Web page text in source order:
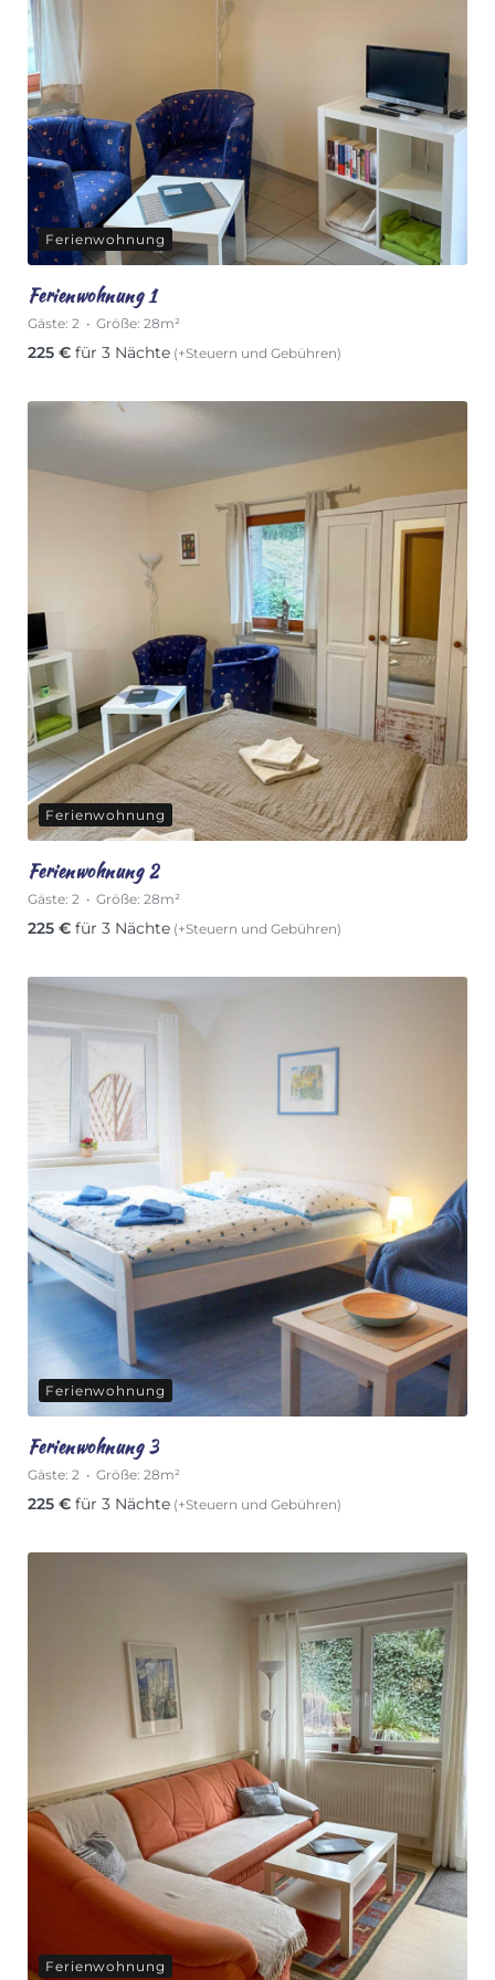
Ferienwohnung
Ferienwohnung 1
Gäste: 2 Größe: 28m²
225 € für 3 Nächte (+Steuern und Gebühren)
Ferienwohnung
Ferienwohnung 2
Gäste: 2 Größe: 28m²
225 € für 3 Nächte (+Steuern und Gebühren)
Ferienwohnung
Ferienwohnung 3
Gäste: 2 Größe: 28m²
225 € für 3 Nächte (+Steuern und Gebühren)
Ferienwohnung